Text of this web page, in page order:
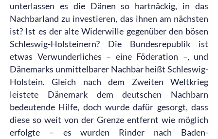
unterlassen es die Dänen so hartnäckig, in das
Nachbarland zu investieren, das ihnen am nächsten
ist? Ist es der alte Widerwille gegenüber den bösen
Schleswig-Holsteinern? Die Bundesrepublik ist
etwas Verwunderliches – eine Föderation –, und
Dänemarks unmittelbarer Nachbar heißt Schleswig-
Holstein. Gleich nach dem Zweiten Weltkrieg
leistete Dänemark dem deutschen Nachbarn
bedeutende Hilfe, doch wurde dafür gesorgt, dass
diese so weit von der Grenze entfernt wie möglich
erfolgte – es wurden Rinder nach Baden-